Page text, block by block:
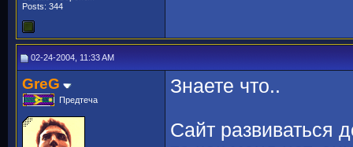
Posts: 344
02-24-2004, 11:33 AM
GreG
Предтеча
Знаете что..
Сайт развиваться